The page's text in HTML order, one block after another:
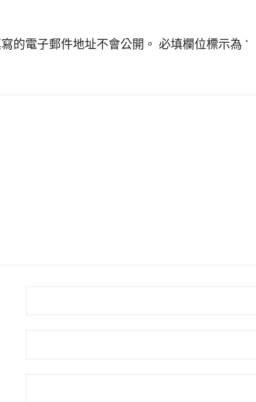
的電子郵件地址不會公開。 必填欄位標示為 *